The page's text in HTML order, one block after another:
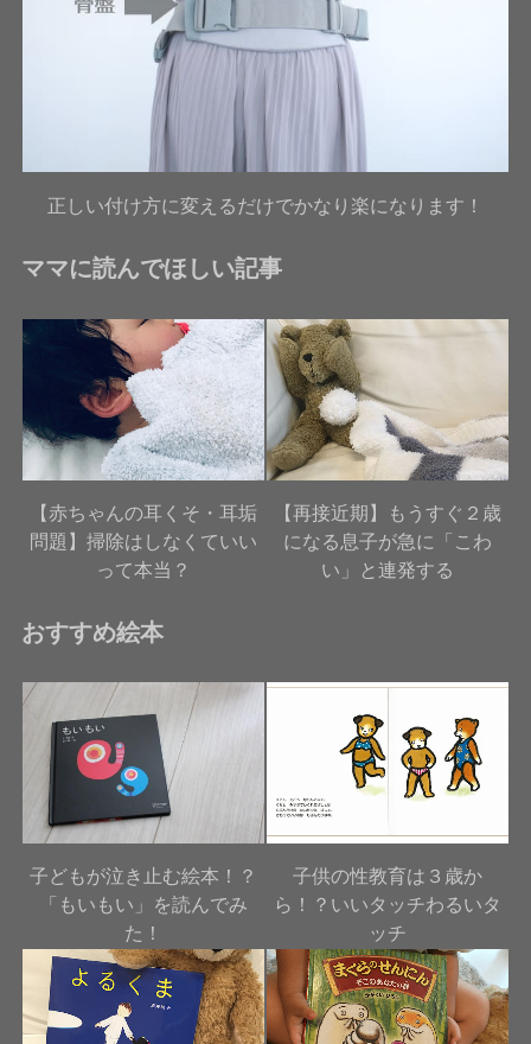
正しい付け方に変えるだけでかなり楽になります！
ママに読んでほしい記事
【赤ちゃんの耳くそ・耳垢
問題】掃除はしなくていい
って本当？
【再接近期】もうすぐ２歳
になる息子が急に「こわ
い」と連発する
おすすめ絵本
子どもが泣き止む絵本！？
「もいもい」を読んでみ
た！
子供の性教育は３歳か
ら！？いいタッチわるいタ
ッチ